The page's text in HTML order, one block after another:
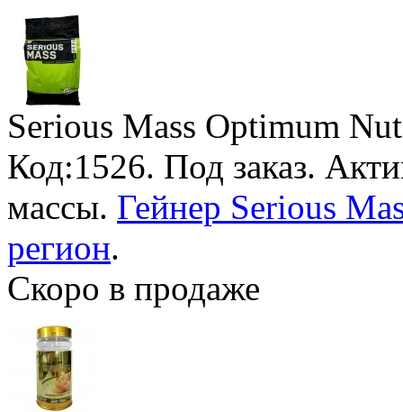
Serious Mass Optimum
Код:1526. Под заказ.
массы. Гейнер Serious
регион.
Скоро в продаже